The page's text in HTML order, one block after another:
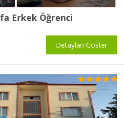
Erkek Öğrenci
Detayları Göster